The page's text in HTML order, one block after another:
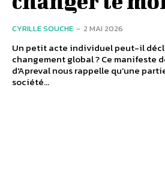
CYRILLE SOUCHE - 2 MAI 2026
Un petit acte individuel peut-il
changement global ? Ce manifeste
d'Apreval nous rappelle qu’une
société...